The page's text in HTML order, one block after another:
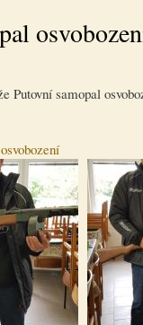
Putovní samopal